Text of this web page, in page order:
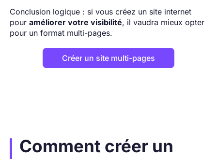
Conclusion logique : si vous créez un site internet
pour améliorer votre visibilité, il vaudra mieux opter
pour un format multi-pages.
Créer un site multi-pages
Comment créer un